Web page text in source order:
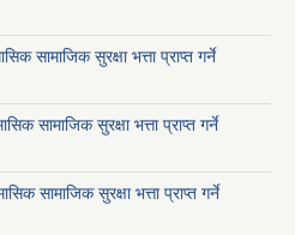
सामाजिक सुरक्षा भत्ता प्राप्त गर्ने
सामाजिक सुरक्षा भत्ता प्राप्त गर्ने
सामाजिक सुरक्षा भत्ता प्राप्त गर्ने